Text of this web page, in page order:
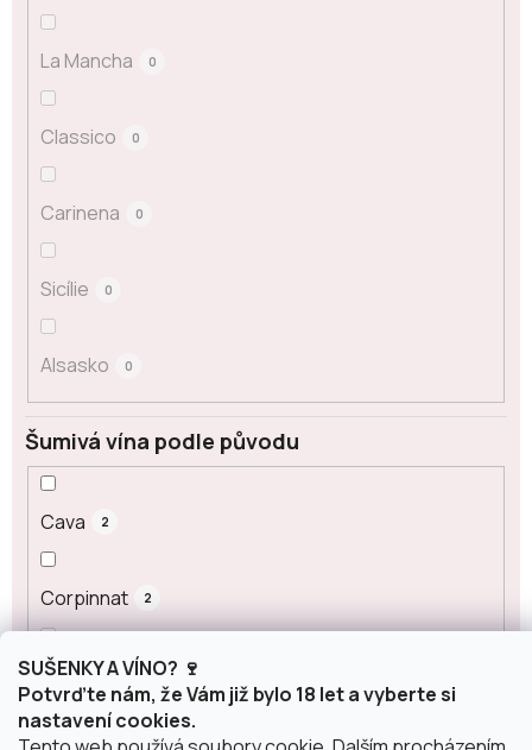
SUŠENKY A VÍNO? 🍷
Potvrďte nám, že Vám již bylo 18 let a vyberte si
nastavení cookies.
La Mancha 0
Classico 0
Carinena 0
Sicílie 0
Alsasko 0
Šumivá vína podle původu
Cava 2
Corpinnat 2
Crémant 0